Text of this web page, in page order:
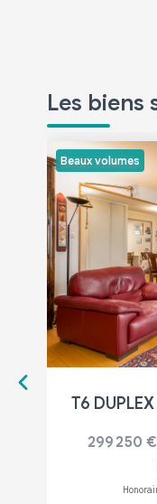
Les biens
Beaux volumes
T6
299 250 €